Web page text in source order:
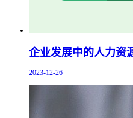
企业发展中的人力资
2023-12-26